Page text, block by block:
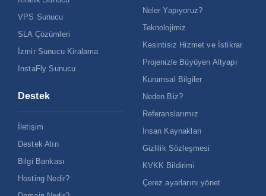
VPS Sunucu
SLA Çözümleri
İzmir Sunucu Kiralama
InstaFly Sunucu
Destek
İletişim
Destek Alın
Bilgi Bankası
Hosting Nedir?
Neler Yapıyoruz?
Teknolojimiz
Kesintisiz Hizmet ve İstikrar
Projenizle Büyüyen Altyapı
Kurumsal Bilgiler
Neden Biz?
Referanslarımız
İnsan Kaynakları
Gizlilik Sözleşmesi
KVKK Bildirimi
Çerez ayarlarını yönet